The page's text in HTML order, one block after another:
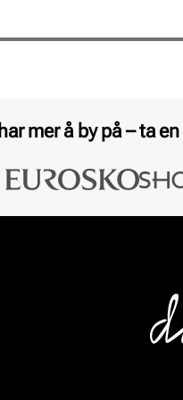
mer å by på – ta